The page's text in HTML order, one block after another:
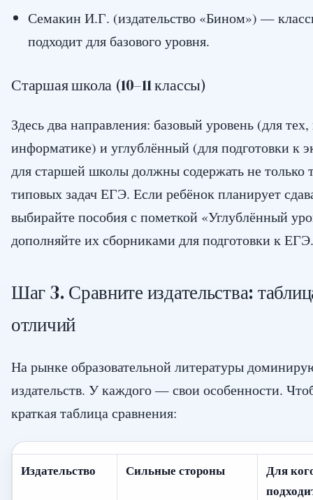
Семакин И.Г. (издательство «Бином») —
подходит для базового уровня.
Старшая школа (10–11 классы)
Здесь два направления: базовый уровень (для
информатике) и углублённый (для подготовки к
для старшей школы должны содержать не только
типовых задач ЕГЭ. Если ребёнок планирует
выбирайте пособия с пометкой «Углублённый
дополняйте их сборниками для подготовки к ЕГЭ.
Шаг 3. Сравните издательства:
отличий
На рынке образовательной литературы
издательств. У каждого — свои особенности.
краткая таблица сравнения:
Издательство Сильные стороны
Для